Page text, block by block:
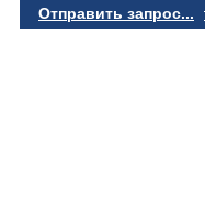
Отправить запрос...